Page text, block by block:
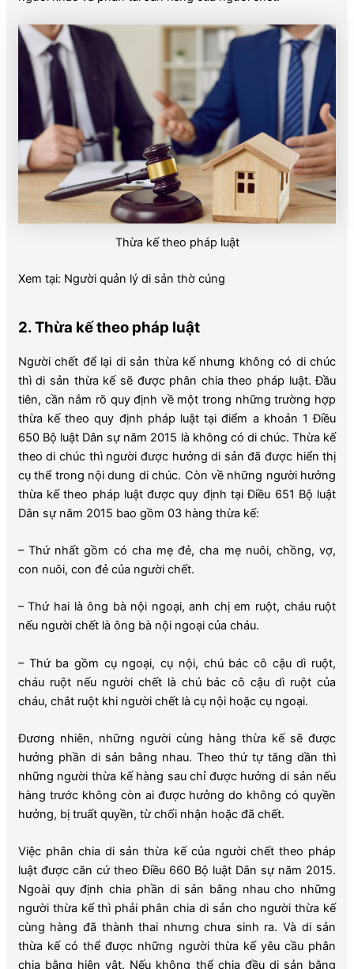
Thừa kế theo pháp luật
Xem tại: Người quản lý di sản thờ cúng
2. Thừa kế theo pháp luật
Người chết để lại di sản thừa kế nhưng không có di chúc
thì di sản thừa kế sẽ được phân chia theo pháp luật. Đầu
tiên, cần nắm rõ quy định về một trong những trường hợp
thừa kế theo quy định pháp luật tại điểm a khoản 1 Điều
650 Bộ luật Dân sự năm 2015 là không có di chúc. Thừa kế
theo di chúc thì người được hưởng di sản đã được hiển thị
cụ thể trong nội dung di chúc. Còn về những người hưởng
thừa kế theo pháp luật được quy định tại Điều 651 Bộ luật
Dân sự năm 2015 bao gồm 03 hàng thừa kế:
– Thứ nhất gồm có cha mẹ đẻ, cha mẹ nuôi, chồng, vợ,
con nuôi, con đẻ của người chết.
– Thứ hai là ông bà nội ngoại, anh chị em ruột, cháu ruột
nếu người chết là ông bà nội ngoại của cháu.
– Thứ ba gồm cụ ngoại, cụ nội, chú bác cô cậu dì ruột,
cháu ruột nếu người chết là chú bác cô cậu dì ruột của
cháu, chắt ruột khi người chết là cụ nội hoặc cụ ngoại.
Đương nhiên, những người cùng hàng thừa kế sẽ được
hưởng phần di sản bằng nhau. Theo thứ tự tăng dần thì
những người thừa kế hàng sau chỉ được hưởng di sản nếu
hàng trước không còn ai được hưởng do không có quyền
hưởng, bị truất quyền, từ chối nhận hoặc đã chết.
Việc phân chia di sản thừa kế của người chết theo pháp
luật được căn cứ theo Điều 660 Bộ luật Dân sự năm 2015.
Ngoài quy định chia phần di sản bằng nhau cho những
người thừa kế thì phải phân chia di sản cho người thừa kế
cùng hàng đã thành thai nhưng chưa sinh ra. Và di sản
thừa kế có thể được những người thừa kế yêu cầu phân
chia bằng hiện vật. Nếu không thể chia đều di sản bằng